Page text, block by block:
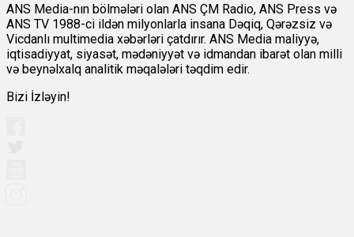
ANS Media-nın bölmələri olan ANS ÇM Radio, ANS Press və
ANS TV 1988-ci ildən milyonlarla insana Dəqiq, Qərəzsiz və
Vicdanlı multimedia xəbərləri çatdırır. ANS Media maliyyə,
iqtisadiyyat, siyasət, mədəniyyət və idmandan ibarət olan milli
və beynəlxalq analitik məqalələri təqdim edir.
Bizi İzləyin!